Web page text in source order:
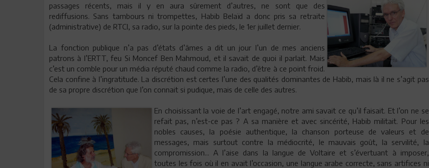
passages récents, mais il y en aura sûrement d’autres, ne sont que des
rediffusions. Sans tambours ni trompettes, Habib Belaïd a donc pris sa retraite
(administrative) de RTCI, sa radio, sur la pointe des pieds, le 1er juillet dernier.
La fonction publique n’a pas d’états d’âmes a dit un jour l’un de mes anciens
patrons à l’ERTT, feu Si Moncef Ben Mahmoud, et il savait de quoi il parlait. Mais
c’est un comble pour un média réputé chaud comme la radio, d’être à ce point froid.
Cela confine à l’ingratitude. La discrétion est certes l’une des qualités dominantes de Habib, mais là il ne s’agit pas
de sa propre discrétion que l’on connait si pudique, mais de celle des autres.
En choisissant la voie de l’art engagé, notre ami savait ce qu’il faisait. Et l’on ne se
refait pas, n’est-ce pas ? A sa manière et avec sincérité, Habib militait. Pour les
nobles causes, la poésie authentique, la chanson porteuse de valeurs et de
messages, mais surtout contre la médiocrité, le mauvais goût, la servilité, la
compromission... A l’aise dans la langue de Voltaire et s’évertuant à imposer,
toutes les fois où il en avait l’occasion, une langue arabe correcte, sans artifices ni